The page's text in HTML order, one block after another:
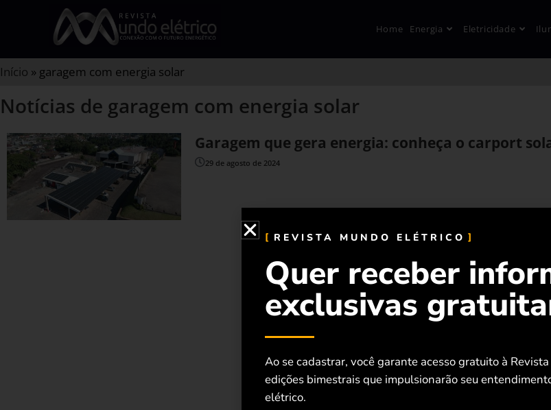
Home Energia Eletricidade
Início » garagem com energia solar
Notícias de garagem com energia solar
Garagem que gera energia: conheça o carport
29 de agosto de 2024
REVISTA MUNDO ELÉTRICO
Quer receber
exclusivas
Ao se cadastrar, você garante acesso gratuito à
edições bimestrais que impulsionarão seu
elétrico.